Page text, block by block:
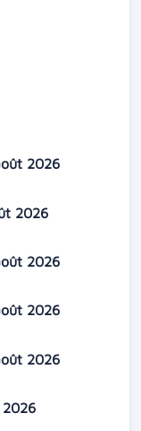
2026
2026
2026
2026
2026
2026